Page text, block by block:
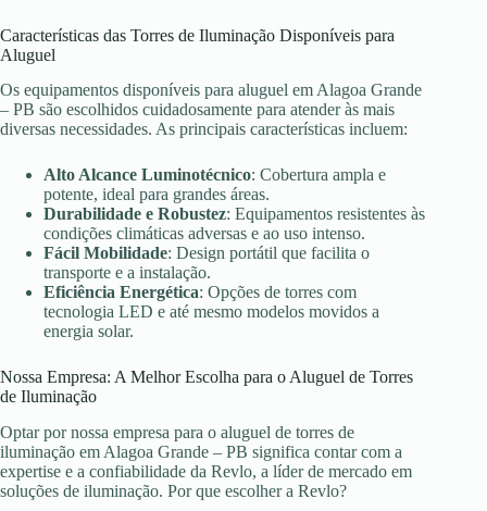
Características das Torres de Iluminação Disponíveis para
Aluguel
Os equipamentos disponíveis para aluguel em Alagoa Grande
– PB são escolhidos cuidadosamente para atender às mais
diversas necessidades. As principais características incluem:
Alto Alcance Luminotécnico: Cobertura ampla e
potente, ideal para grandes áreas.
Durabilidade e Robustez: Equipamentos resistentes às
condições climáticas adversas e ao uso intenso.
Fácil Mobilidade: Design portátil que facilita o
transporte e a instalação.
Eficiência Energética: Opções de torres com
tecnologia LED e até mesmo modelos movidos a
energia solar.
Nossa Empresa: A Melhor Escolha para o Aluguel de Torres
de Iluminação
Optar por nossa empresa para o aluguel de torres de
iluminação em Alagoa Grande – PB significa contar com a
expertise e a confiabilidade da Revlo, a líder de mercado em
soluções de iluminação. Por que escolher a Revlo?